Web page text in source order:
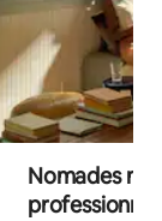
Nomades